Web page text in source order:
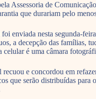
Assessoria de
que durariam pelo
enviada nesta segunda-
a decepção das famílias,
é uma câmara
e concordou em
que serão distribuídas para